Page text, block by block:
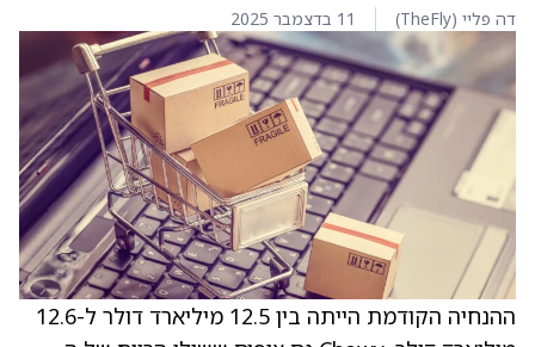
דה פליי (TheFly) 11 בדצמבר 2025
ההנחיה הקודמת הייתה בין 12.5 מיליארד דולר ל-12.6